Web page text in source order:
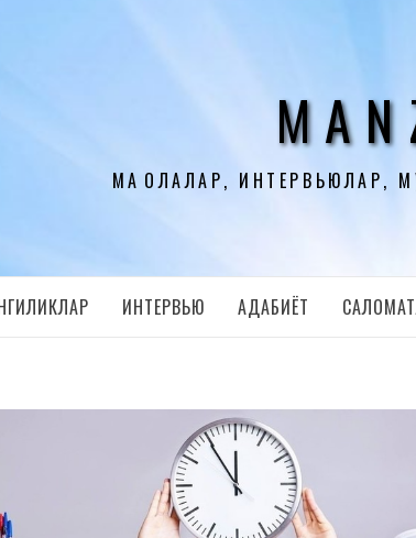
МАҚОЛАЛАР, ИНТЕРВЬЮЛАР,
ИНТЕРВЬЮ АДАБИЁТ